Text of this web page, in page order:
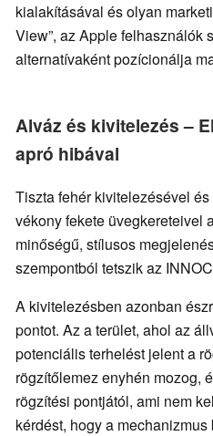
kialakításával és olyan
View”, az Apple felhasználók
alternatívaként pozícionálja
Alváz és kivitelezés –
apró hibával
Tiszta fehér kivitelezésével
vékony fekete üvegkereteivel
minőségű, stílusos
szempontból tetszik az
A kivitelezésben azonban
pontot. Az a terület, ahol az
potenciális terhelést jelent a
rögzítőlemez enyhén mozog,
rögzítési pontjától, ami nem
kérdést, hogy a